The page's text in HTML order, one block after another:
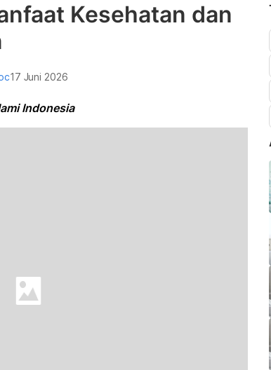
Kesehatan dan
17 Juni 2026
Indonesia